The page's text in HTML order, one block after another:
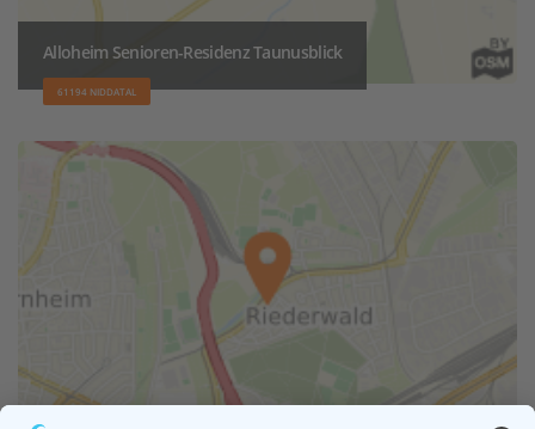
Alloheim Senioren-Residenz Taunusblick
61194 NIDDATAL